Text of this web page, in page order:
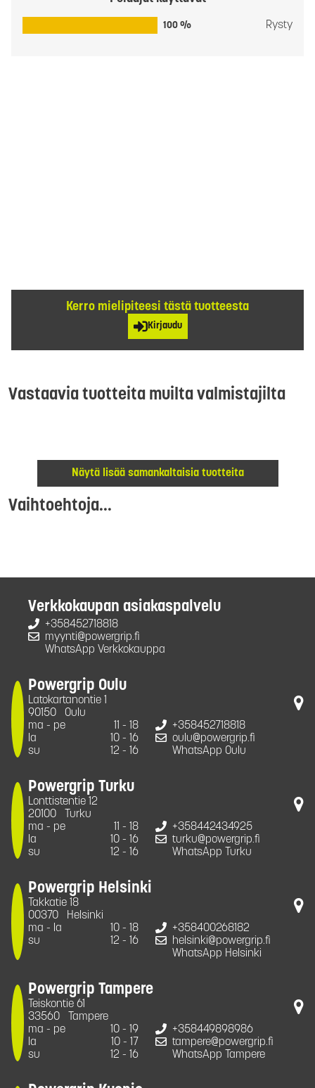
100 % Rysty
Kerro mielipiteesi tästä tuotteesta
Kirjaudu
Vastaavia tuotteita muilta valmistajilta
Näytä lisää samankaltaisia tuotteita
Vaihtoehtoja...
Verkkokaupan asiakaspalvelu
+358452718818
myynti@powergrip.fi
WhatsApp Verkkokauppa
Powergrip Oulu
Latokartanontie 1
90150
Oulu
ma - pe
11 - 18
la
10 - 16
su
12 - 16
+358452718818
oulu@powergrip.fi
WhatsApp Oulu
Powergrip Turku
Lonttistentie 12
20100
Turku
ma - pe
11 - 18
la
10 - 16
su
12 - 16
+358442434925
turku@powergrip.fi
WhatsApp Turku
Powergrip Helsinki
Takkatie 18
00370
Helsinki
ma - la
10 - 18
su
12 - 16
+358400268182
helsinki@powergrip.fi
WhatsApp Helsinki
Powergrip Tampere
Teiskontie 61
33560
Tampere
ma - pe
10 - 19
la
10 - 17
su
12 - 16
+358449898986
tampere@powergrip.fi
WhatsApp Tampere